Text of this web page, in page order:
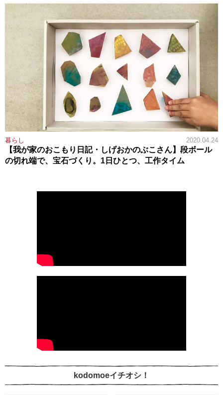
暮らし 2020.04.24
【我が家のおこもり日記・しげおかのぶこさん】段ボール
の切れ端で、宝石づくり。1日ひとつ、工作タイム
kodomoeイチオシ！